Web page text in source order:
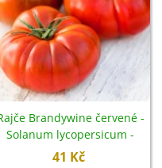
Brandywine červené -
Solanum lycopersicum -
semena - 7 ks
41 Kč